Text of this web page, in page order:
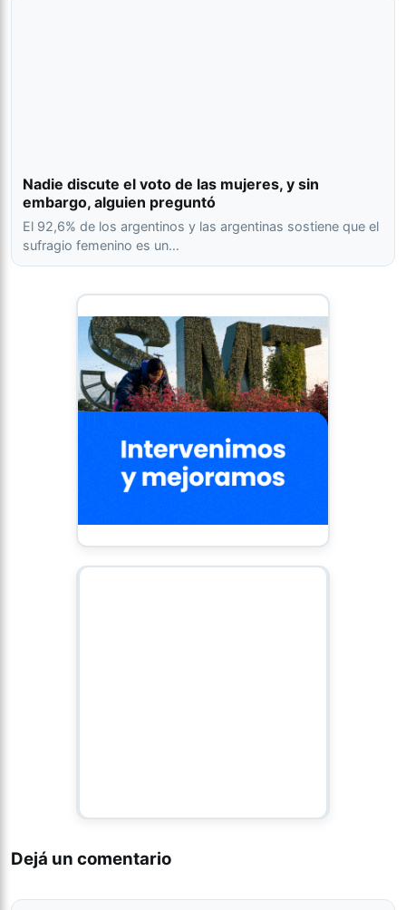
Nadie discute el voto de las mujeres, y sin
embargo, alguien preguntó
El 92,6% de los argentinos y las argentinas sostiene que el
sufragio femenino es un…
Dejá un comentario